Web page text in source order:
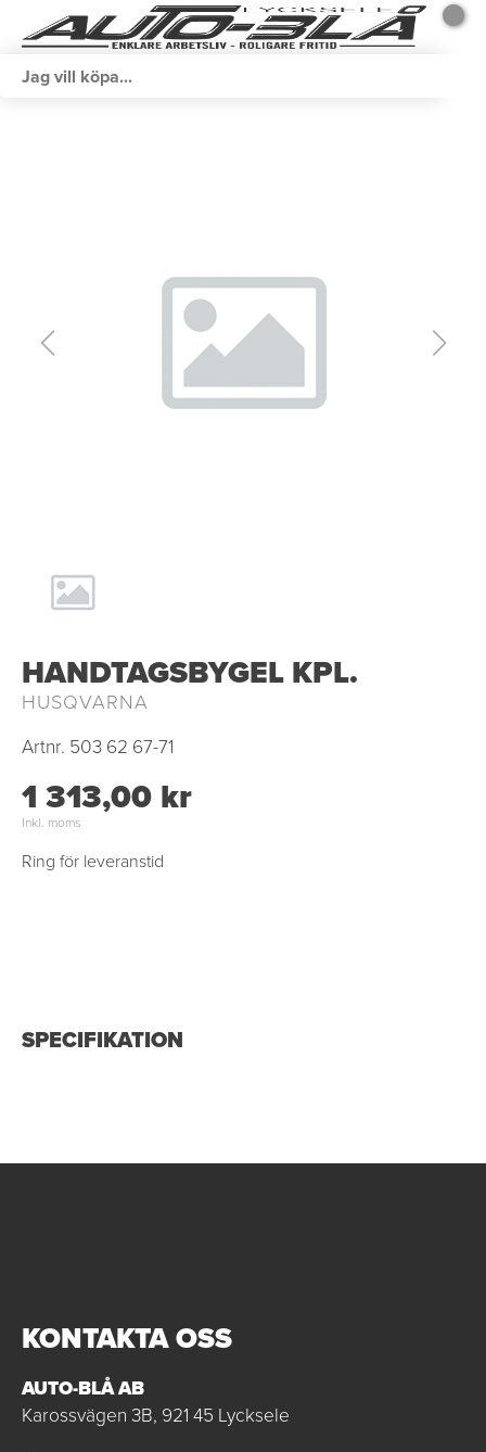
HANDTAGSBYGEL KPL.
HUSQVARNA
Artnr. 503 62 67-71
1 313,00 kr
Inkl. moms
Ring för leveranstid
SPECIFIKATION
KONTAKTA OSS
AUTO-BLÅ AB
Karossvägen 3B, 921 45 Lycksele